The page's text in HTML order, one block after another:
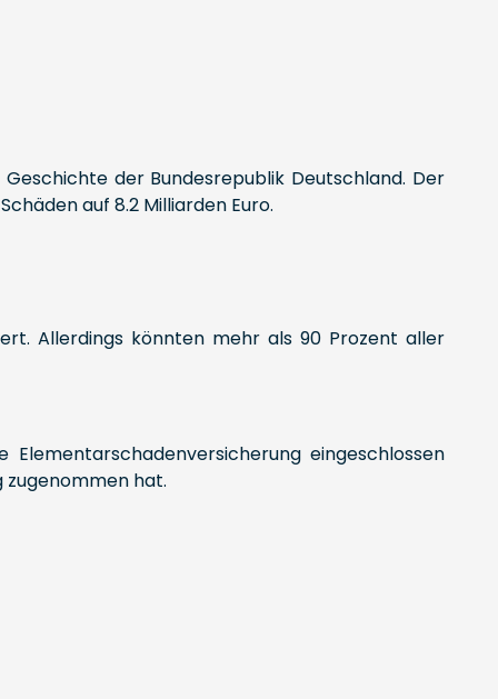
der Bundesrepublik Deutschland. Der
auf 8.2 Milliarden Euro.
Allerdings könnten mehr als 90 Prozent aller
eingeschlossen
zugenommen hat.